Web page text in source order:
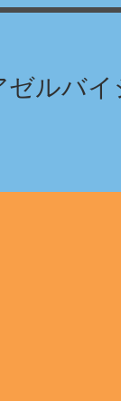
ゼルバ